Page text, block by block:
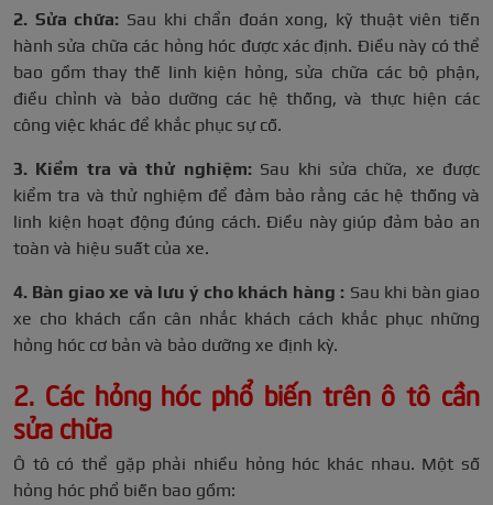
2. Sửa chữa: Sau khi chẩn đoán xong, kỹ thuật viên tiến
hành sửa chữa các hỏng hóc được xác định. Điều này có thể
bao gồm thay thế linh kiện hỏng, sửa chữa các bộ phận,
điều chỉnh và bảo dưỡng các hệ thống, và thực hiện các
công việc khác để khắc phục sự cố.
3. Kiểm tra và thử nghiệm:Sau khi sửa chữa, xe được
kiểm tra và thử nghiệm để đảm bảo rằng các hệ thống và
linh kiện hoạt động đúng cách. Điều này giúp đảm bảo an
toàn và hiệu suất của xe.
4. Bàn giao xe và lưu ý cho khách hàng : Sau khi bàn giao
xe cho khách cần cân nhắc khách cách khắc phục những
hỏng hóc cơ bản và bảo dưỡng xe định kỳ.
2. Các hỏng hóc phổ biến trên ô tô cần
sửa chữa
Ô tô có thể gặp phải nhiều hỏng hóc khác nhau. Một số
hỏng hóc phổ biến bao gồm: